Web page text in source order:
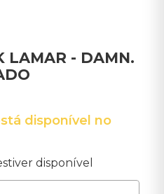
LAMAR - DAMN.
disponível no
disponível